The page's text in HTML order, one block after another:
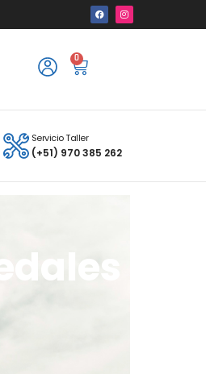
0
Servicio Taller
(+51) 970 385 262